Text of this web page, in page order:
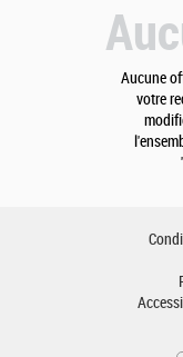
Aucune
votre